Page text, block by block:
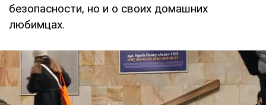
безопасности, но и о своих домашних
любимцах.